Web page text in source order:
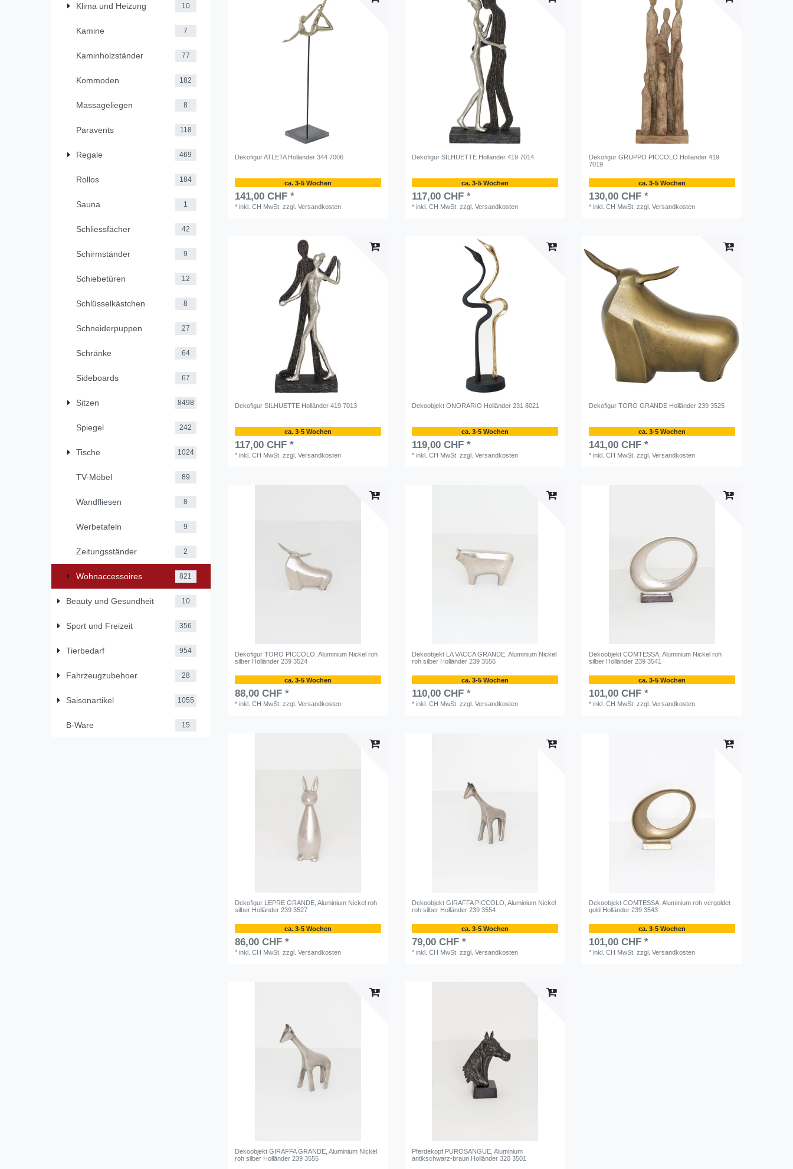
Klima und Heizung 10
Kamine 7
Kaminholzständer 77
Kommoden 182
Massageliegen 8
Paravents 118
Regale 469
Rollos 184
Sauna 1
Schliessfächer 42
Schirmständer 9
Schiebetüren 12
Schlüsselkästchen 8
Schneiderpuppen 27
Schränke 64
Sideboards 67
Sitzen 8498
Spiegel 242
Tische 1024
TV-Möbel 89
Wandfliesen 8
Werbetafeln 9
Zeitungsständer 2
Wohnaccessoires 821
Beauty und Gesundheit 10
Sport und Freizeit 356
Tierbedarf 954
Fahrzeugzubehoer 28
Saisonartikel 1055
B-Ware 15
Dekofigur ATLETA Holländer 344 7006
ca. 3-5 Wochen
141,00 CHF *
*inkl. CH MwSt. zzgl.Versandkosten
Dekofigur SILHUETTE Holländer 419 7014
ca. 3-5 Wochen
117,00 CHF *
*inkl. CH MwSt. zzgl.Versandkosten
Dekofigur GRUPPO PICCOLO Holländer 419
7019
ca. 3-5 Wochen
130,00 CHF *
*inkl. CH MwSt. zzgl.Versandkosten
Dekofigur SILHUETTE Holländer 419 7013
ca. 3-5 Wochen
117,00 CHF *
*inkl. CH MwSt. zzgl.Versandkosten
Dekoobjekt ONORARIO Holländer 231 8021
ca. 3-5 Wochen
119,00 CHF *
*inkl. CH MwSt. zzgl.Versandkosten
Dekofigur TORO GRANDE Holländer 239 3525
ca. 3-5 Wochen
141,00 CHF *
*inkl. CH MwSt. zzgl.Versandkosten
Dekofigur TORO PICCOLO, Aluminium Nickel roh
silber Holländer 239 3524
ca. 3-5 Wochen
88,00 CHF *
*inkl. CH MwSt. zzgl.Versandkosten
Dekoobjekt LA VACCA GRANDE, Aluminium Nickel
roh silber Holländer 239 3556
ca. 3-5 Wochen
110,00 CHF *
*inkl. CH MwSt. zzgl.Versandkosten
Dekoobjekt COMTESSA, Aluminium Nickel roh
silber Holländer 239 3541
ca. 3-5 Wochen
101,00 CHF *
*inkl. CH MwSt. zzgl.Versandkosten
Dekofigur LEPRE GRANDE, Aluminium Nickel roh
silber Holländer 239 3527
ca. 3-5 Wochen
86,00 CHF *
*inkl. CH MwSt. zzgl.Versandkosten
Dekoobjekt GIRAFFA PICCOLO, Aluminium Nickel
roh silber Holländer 239 3554
ca. 3-5 Wochen
79,00 CHF *
*inkl. CH MwSt. zzgl.Versandkosten
Dekoobjekt COMTESSA, Aluminium roh vergoldet
gold Holländer 239 3543
ca. 3-5 Wochen
101,00 CHF *
*inkl. CH MwSt. zzgl.Versandkosten
Dekoobjekt GIRAFFA GRANDE, Aluminium Nickel
roh silber Holländer 239 3555
Pferdekopf PUROSANGUE, Aluminium
antikschwarz-braun Holländer 320 3501